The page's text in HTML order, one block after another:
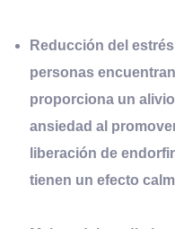
Reducción del
personas
proporciona un
ansiedad al
liberación de
tienen un efecto